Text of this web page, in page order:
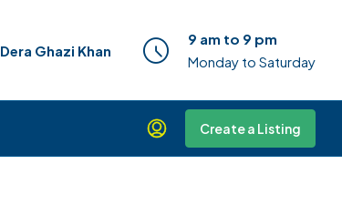
Dera Ghazi Khan
9 am to 9 pm
Monday to Saturday
Create a Listing